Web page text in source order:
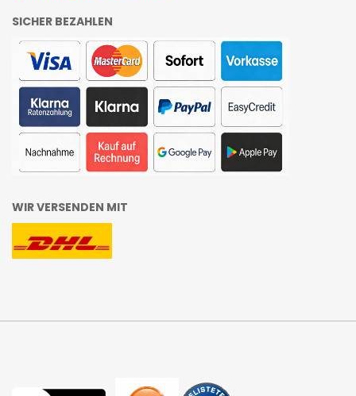
SICHER BEZAHLEN
WIR VERSENDEN MIT